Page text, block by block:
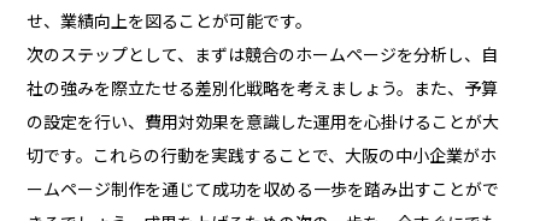
せ、業績向上を図ることが可能です。
次のステップとして、まずは競合のホームページを分析し、自
社の強みを際立たせる差別化戦略を考えましょう。また、予算
の設定を行い、費用対効果を意識した運用を心掛けることが大
切です。これらの行動を実践することで、大阪の中小企業がホ
ームページ制作を通じて成功を収める一歩を踏み出すことがで